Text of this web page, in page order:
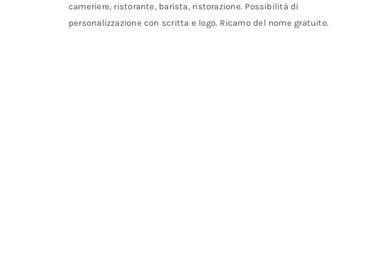
cameriere, ristorante, barista, ristorazione. Possibilità di
personalizzazione con scritta e logo. Ricamo del nome gratuito.